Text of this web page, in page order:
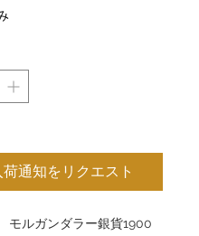
通知をリクエスト
ルガンダラー銀貨1900